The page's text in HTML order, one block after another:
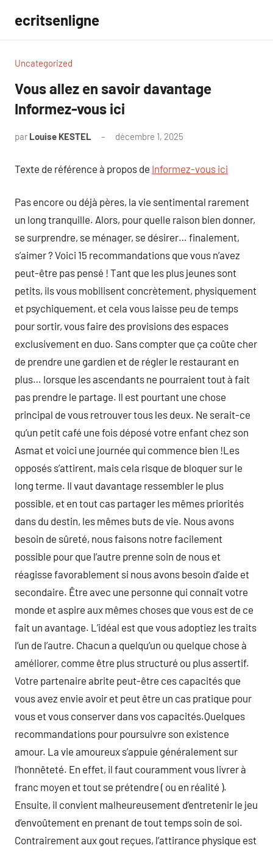
contenu
ecritsenligne
Uncategorized
Vous allez en savoir davantage
Informez-vous ici
par Louise KESTEL décembre 1, 2025
Texte de référence à propos de Informez-vous ici
Pas encore ou déjà pères, la vie sentimental rarement
un long tranquille. Alors, pour quelle raison bien donner,
se surprendre, se ménager, se désirer… finalement,
s’aimer ? Voici 15 recommandations que vous n’avez
peut-être pas pensé ! Tant que les plus jeunes sont
petits, ils vous mobilisent concrètement, physiquement
et psychiquement, et cela vous laisse peu de temps
pour sortir, vous faire des provisions des espaces
exclusivement en duo. Sans compter que ça coûte cher
de prendre une gardien et de régler le restaurant en
plus… lorsque les ascendants ne pourraient tout à fait
pas prendre le partage. Il est pourtant une chose
principal de vous retrouver tous les deux. Ne serait-ce
qu’un petit café une fois déposé votre enfant chez son
Asmat et voici une journée qui commence bien !Les
opposés s’attirent, mais cela risque de bloquer sur le
long terme. Il vaut davantage ressembler le plus
possible, et en tout cas partager les mêmes priorités
dans du destin, les mêmes buts de vie. Nous avons
besoin de sûreté, nous faisons notre facilement
possible pour que l’autre prenne soin de nous et
réagisse favorablement si nous avons besoin d’aide et
secondaire. Être avec une personne qui connaît votre
monde et aspire aux mêmes choses que vous est de ce
fait un avantage. L’idéal est que vous adoptiez les traits
l’un de l’autre. Chacun a quelqu’un ou quelque chose à
améliorer, comme être plus structuré ou plus assertif.
Votre partenaire abrite peut-être ces capacités que
vous avez envie avoir et peut être un cas pratique pour
vous et vous conserver dans vos capacités.Quelques
recommandations pour poursuivre son existence
amour. La vie amoureux s’appuie généralement sur
l’honnêteté. En effet, il faut couramment vous livrer à
franc moyen et tout se prétendre ( ou en réalité ).
Ensuite, il convient malheureusement d’entretenir le jeu
d’envoûtement en prenant de tout temps soin de soi.
Contrairement aux gout reçues, l’attirance physique est